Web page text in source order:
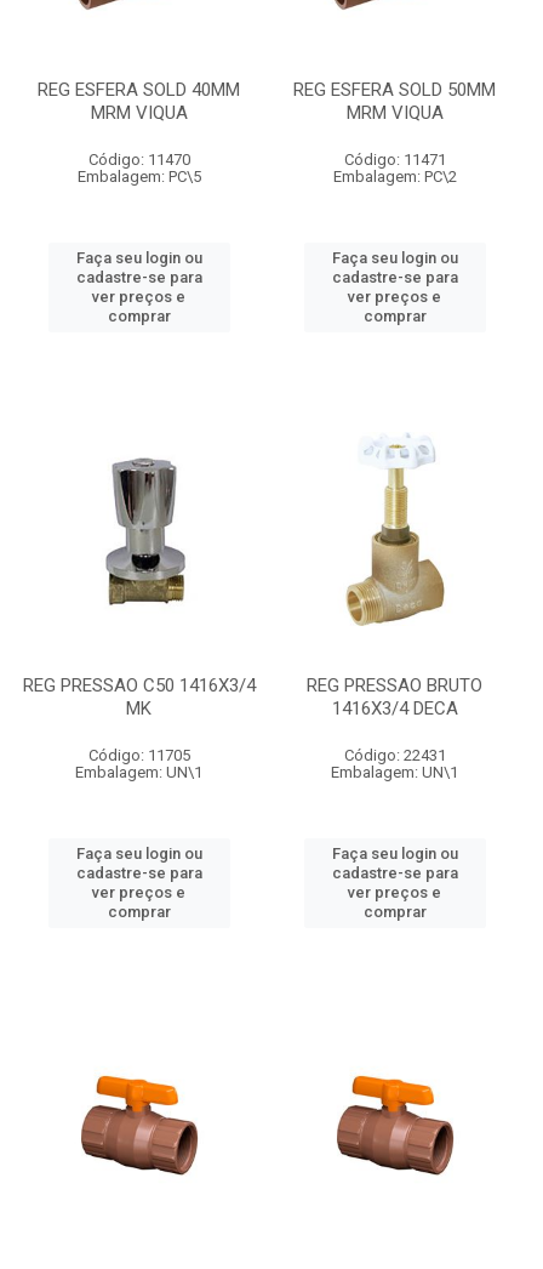
REG ESFERA SOLD 40MM
MRM VIQUA
Código: 11470
Embalagem: PC\5
Faça seu login ou
cadastre-se para
ver preços e
comprar
REG ESFERA SOLD 50MM
MRM VIQUA
Código: 11471
Embalagem: PC\2
Faça seu login ou
cadastre-se para
ver preços e
comprar
REG PRESSAO C50 1416X3/4
MK
Código: 11705
Embalagem: UN\1
Faça seu login ou
cadastre-se para
ver preços e
comprar
REG PRESSAO BRUTO
1416X3/4 DECA
Código: 22431
Embalagem: UN\1
Faça seu login ou
cadastre-se para
ver preços e
comprar